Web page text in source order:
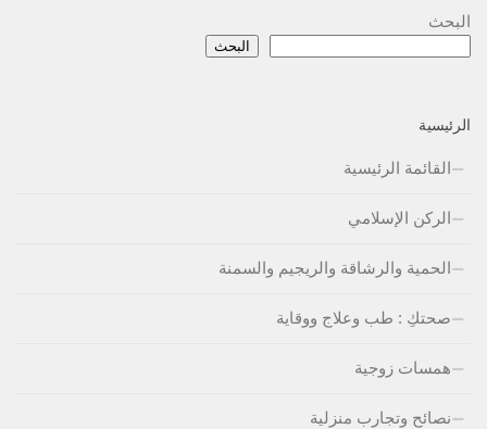
البحث
البحث
الرئيسية
القائمة الرئيسية
الركن الإسلامي
الحمية والرشاقة والريجيم والسمنة
صحتكِ : طب وعلاج ووقاية
همسات زوجية
نصائح وتجارب منزلية